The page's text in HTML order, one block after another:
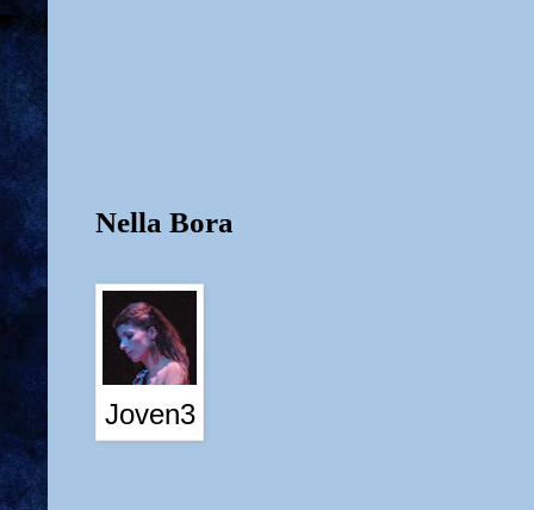
Nella Bora
Joven3